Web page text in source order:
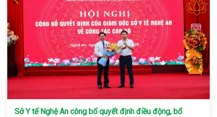
Sở Y tế Nghệ An công bố quyết định điều động, bổ